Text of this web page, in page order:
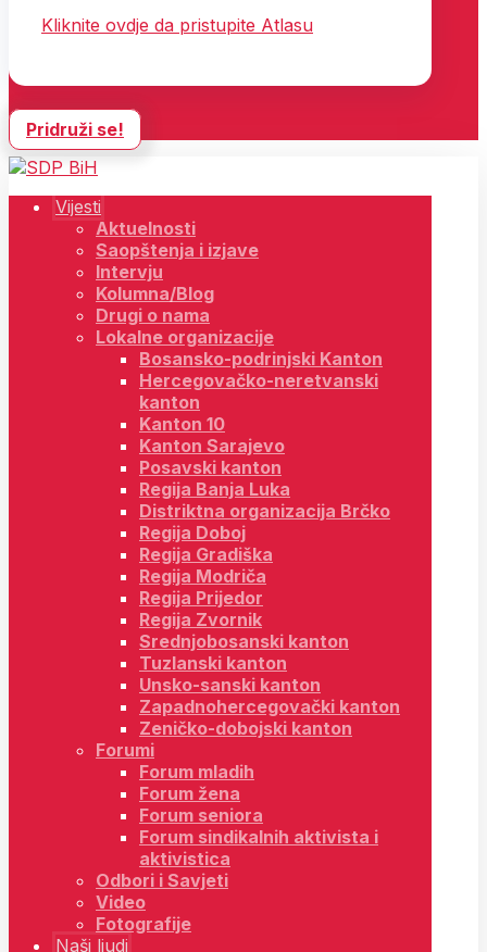
Kliknite ovdje da pristupite Atlasu
Pridruži se!
Vijesti
Aktuelnosti
Saopštenja i izjave
Intervju
Kolumna/Blog
Drugi o nama
Lokalne organizacije
Bosansko-podrinjski Kanton
Hercegovačko-neretvanski
kanton
Kanton 10
Kanton Sarajevo
Posavski kanton
Regija Banja Luka
Distriktna organizacija Brčko
Regija Doboj
Regija Gradiška
Regija Modriča
Regija Prijedor
Regija Zvornik
Srednjobosanski kanton
Tuzlanski kanton
Unsko-sanski kanton
Zapadnohercegovački kanton
Zeničko-dobojski kanton
Forumi
Forum mladih
Forum žena
Forum seniora
Forum sindikalnih aktivista i
aktivistica
Odbori i Savjeti
Video
Fotografije
Naši ljudi